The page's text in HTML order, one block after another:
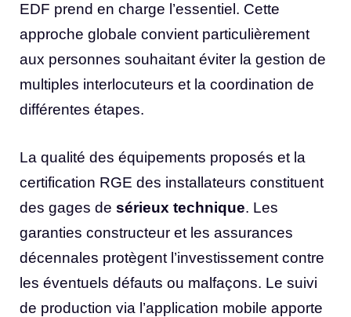
EDF prend en charge l’essentiel. Cette
approche globale convient particulièrement
aux personnes souhaitant éviter la gestion de
multiples interlocuteurs et la coordination de
différentes étapes.
La qualité des équipements proposés et la
certification RGE des installateurs constituent
des gages de sérieux technique. Les
garanties constructeur et les assurances
décennales protègent l’investissement contre
les éventuels défauts ou malfaçons. Le suivi
de production via l’application mobile apporte